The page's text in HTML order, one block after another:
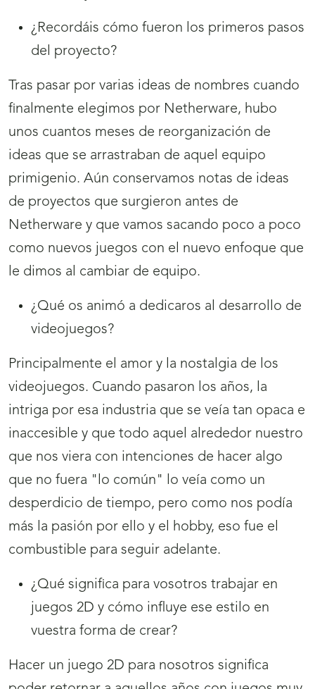
¿Recordáis cómo fueron los primeros pasos
del proyecto?
Tras pasar por varias ideas de nombres cuando
finalmente elegimos por Netherware, hubo
unos cuantos meses de reorganización de
ideas que se arrastraban de aquel equipo
primigenio. Aún conservamos notas de ideas
de proyectos que surgieron antes de
Netherware y que vamos sacando poco a poco
como nuevos juegos con el nuevo enfoque que
le dimos al cambiar de equipo.
¿Qué os animó a dedicaros al desarrollo de
videojuegos?
Principalmente el amor y la nostalgia de los
videojuegos. Cuando pasaron los años, la
intriga por esa industria que se veía tan opaca e
inaccesible y que todo aquel alrededor nuestro
que nos viera con intenciones de hacer algo
que no fuera "lo común" lo veía como un
desperdicio de tiempo, pero como nos podía
más la pasión por ello y el hobby, eso fue el
combustible para seguir adelante.
¿Qué significa para vosotros trabajar en
juegos 2D y cómo influye ese estilo en
vuestra forma de crear?
Hacer un juego 2D para nosotros significa